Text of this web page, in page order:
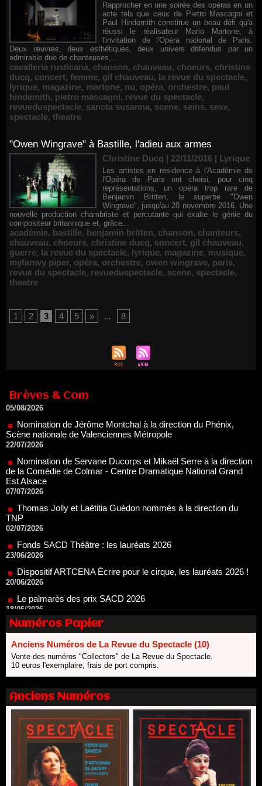
Rapprocher en une soirée des opéras en un
acte tels que ceux de Pietro Mascagni et
Paul Hindemith constitue un beau défi qu'a
réussi le réalisateur Mario Martone, à
l'invitation de l'Opéra national de Paris.
Deux œuvres, deux esthétiques, deux univers défendus par un
admirable duo de chanteuses,...
cavalleria rusticana, chanson, chauveau, choeurs, christine
ducq, concert, femme, gil chauveau, la revue du spectacle,
lyrique, magazine, martone, nu, opéra, orchestre, paul
hindemith, pietro mascagni, revue du spectacle,
revueduspectacle, sancta susanna, scene, seins, sexe,
spectacle, theatre
"Owen Wingrave" à Bastille, l'adieu aux armes
Christine Ducq | 22/11/2016 | Lyrique
Les artistes en résidence à l'Académie de
l'Opéra de Paris ont choisi, pour cinq
représentations, un opéra trop rare de
Benjamin Britten, le superbe "Owen
Wingrave", jusqu'au 28 novembre 2016. Une
nouvelle production chambriste et percutante qui exalte le génie du
compositeur britannique et, grâce...
académie, bastille, benjamin britten, chanson, chanteurs,
chauveau, choeurs, christine ducq, concert, gil chauveau,
guerre, la revue du spectacle, lyrique, magazine, musique,
myfanwy piper, opéra, orchestre, owen wingrave, paris,
revue du spectacle, revueduspectacle, scene, spectacle,
theatre
1 2 3 4 5 » ... 8
Brèves & Com
Renouvellement de Rachid Ouramdane à la tête de Chaillot-
Théâtre national de la danse
Nomination de Jérôme Montchal à la direction du Phénix,
Scène nationale de Valenciennes Métropole
22/07/2026
Nomination de Servane Ducorps et Mikaël Serre à la direction
de la Comédie de Colmar - Centre Dramatique National Grand
Est Alsace
Thomas Jolly et Laëtitia Guédon nommés à la direction du
TNP
02/07/2026
Fonds SACD Théâtre : les lauréats 2026
23/06/2026
20/06/2026
18/06/2026
SACD
13/06/2026
Nomination de Nathalie Garraud et Olivier Saccomano à la
direction du Théâtre de Gennevilliers - CDN
13/06/2026
Dispositif SACD Auteurs d'espaces : les lauréats 2026
Numéros Papier
Anciens Numéros de La Revue du Spectacle (10)
Vente des numéros "Collectors" de La Revue du Spectacle.
10 euros l'exemplaire, frais de port compris.
Anciens Numéros